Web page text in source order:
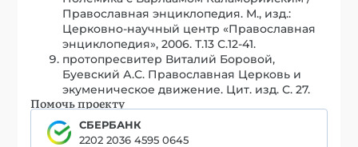
Православная энциклопедия. М., изд.:
Церковно-научный центр «Православная
энциклопедия», 2006. Т.13 С.12-41.
протопресвитер Виталий Боровой,
Буевский А.С. Православная Церковь и
экуменическое движение. Цит. изд. С. 27.
Помочь проекту
СБЕРБАНК
2202 2036 4595 0645